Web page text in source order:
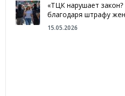
«ТЦК нарушает
благодаря штрафу
15.05.2026